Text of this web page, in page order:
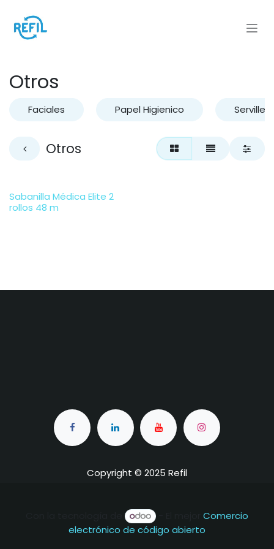
Otros
Faciales Papel Higienico
Otros
Sabanilla Médica Elite 2
rollos 48 m
Copyright © 2025 Refil
- El mejorComercio
electrónico de código abierto